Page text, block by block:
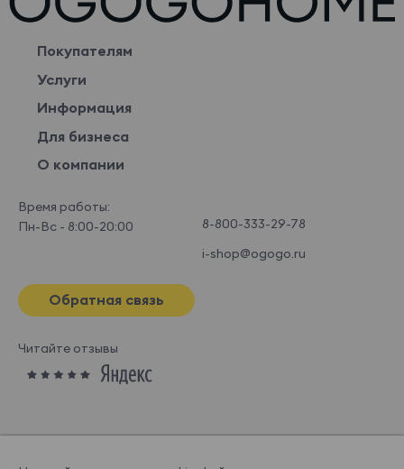
Покупателям
Услуги
Информация
Для бизнеса
О компании
Время работы:
Пн-Вс - 8:00-20:00
8-800-333-29-78
i-shop@ogogo.ru
Обратная связь
Читайте отзывы